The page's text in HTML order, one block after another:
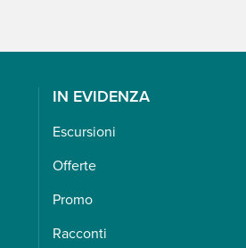
IN EVIDENZA
Escursioni
Offerte
Promo
Racconti